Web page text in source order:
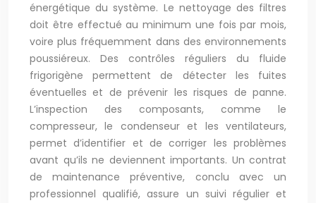
énergétique du système. Le nettoyage des filtres
doit être effectué au minimum une fois par mois,
voire plus fréquemment dans des environnements
poussiéreux. Des contrôles réguliers du fluide
frigorigène permettent de détecter les fuites
éventuelles et de prévenir les risques de panne.
L’inspection des composants, comme le
compresseur, le condenseur et les ventilateurs,
permet d’identifier et de corriger les problèmes
avant qu’ils ne deviennent importants. Un contrat
de maintenance préventive, conclu avec un
professionnel qualifié, assure un suivi régulier et